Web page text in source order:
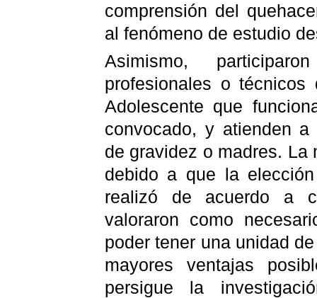
comprensión del
al fenómeno de estudio
Asimismo,
profesionales o
Adolescente que
convocado, y atienden
de gravidez o madres. La
debido a que la
realizó de acuerdo a
valoraron como
poder tener una unidad
mayores ventajas
persigue la